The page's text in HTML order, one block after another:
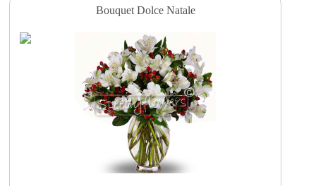
Bouquet Dolce Natale